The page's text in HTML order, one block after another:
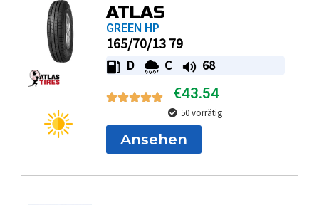
ATLAS
GREEN HP
165/70/13 79
D C 68
€43.54
50 vorrätig
Ansehen